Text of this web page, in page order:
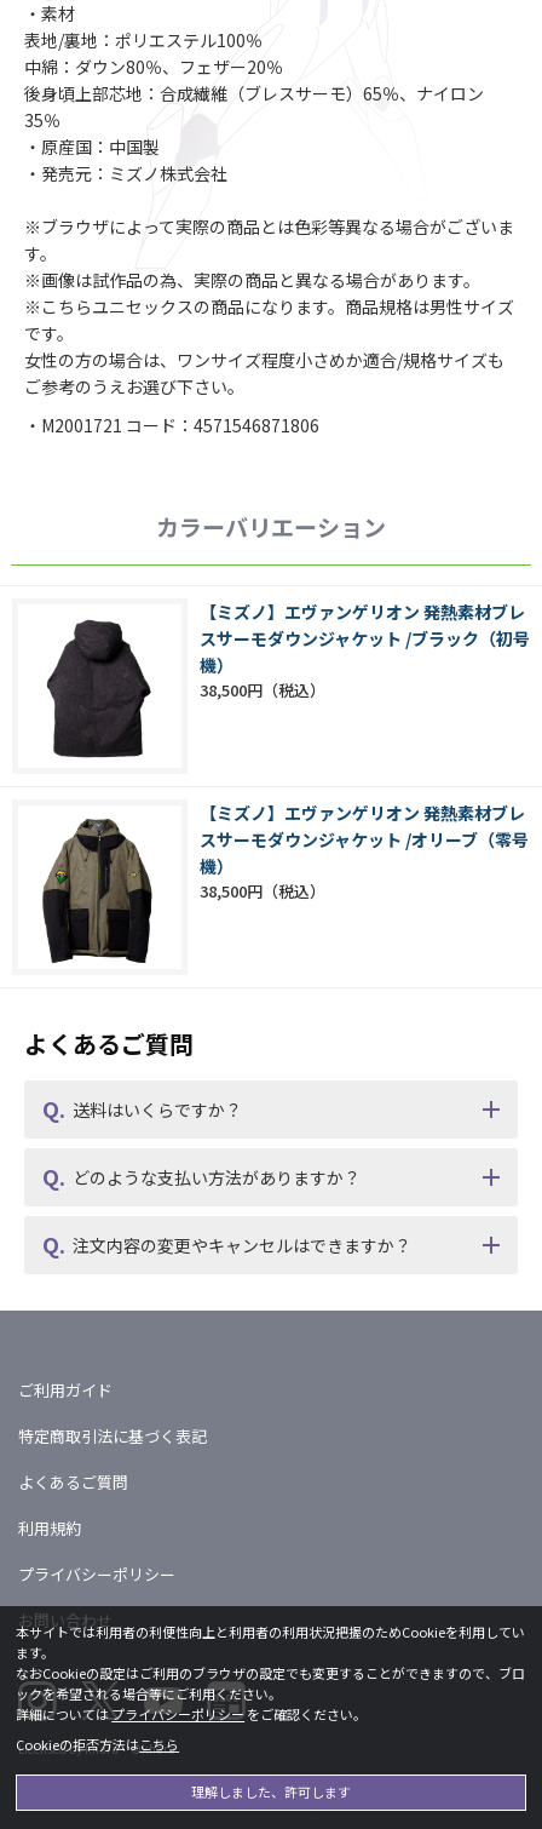
・素材
表地/裏地：ポリエステル100％
中綿：ダウン80％、フェザー20％
後身頃上部芯地：合成繊維（ブレスサーモ）65％、ナイロン
35％
・原産国：中国製
・発売元：ミズノ株式会社
※ブラウザによって実際の商品とは色彩等異なる場合がございま
す。
※画像は試作品の為、実際の商品と異なる場合があります。
※こちらユニセックスの商品になります。商品規格は男性サイズ
です。
女性の方の場合は、ワンサイズ程度小さめか適合/規格サイズも
ご参考のうえお選び下さい。
・M2001721 コード：4571546871806
カラーバリエーション
【ミズノ】エヴァンゲリオン 発熱素材ブレ
スサーモダウンジャケット /ブラック（初号
機）
38,500円
【ミズノ】エヴァンゲリオン 発熱素材ブレ
スサーモダウンジャケット /オリーブ（零号
機）
38,500円
よくあるご質問
送料はいくらですか？
どのような支払い方法がありますか？
注文内容の変更やキャンセルはできますか？
ご利用ガイド
特定商取引法に基づく表記
よくあるご質問
利用規約
プライバシーポリシー
お問い合わせ
Licensed by khara ©khara
本サイトでは利用者の利便性向上と利用者の利用状況把握のためCookieを利用してい
ます。
なおCookieの設定はご利用のブラウザの設定でも変更することができますので、ブロ
ックを希望される場合等にご利用ください。
詳細についてはプライバシーポリシーをご確認ください。
Cookieの拒否方法はこちら
理解しました、許可します